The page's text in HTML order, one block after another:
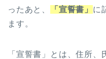
ったあと、
「宣誓書」 に
ます。
「宣誓書」とは、住所